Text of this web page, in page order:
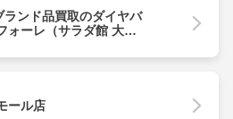
ランド品買取のダイヤバ
ォーレ（サラダ館 大子
ール店